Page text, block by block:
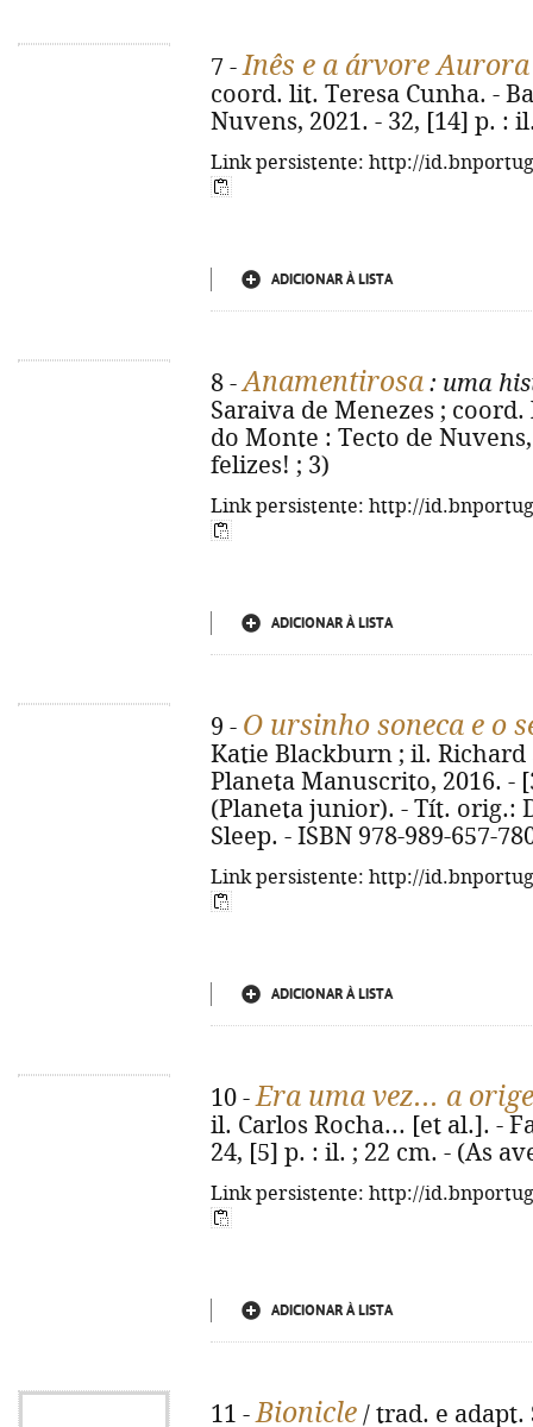
7 -Inês e a árvore Aurora
coord. lit. Teresa Cunha. -
Nuvens, 2021. - 32, [14] p. :
Link persistente: http://
ADICIONAR À LISTA
8 -Anamentirosa : uma
Saraiva de Menezes ;
do Monte : Tecto de
felizes! ; 3)
Link persistente: http://
ADICIONAR À LISTA
9 - O ursinho soneca e o
Katie Blackburn ; il. Richard
Planeta Manuscrito, 2016. -
(Planeta junior). - Tít. orig.:
Sleep. - ISBN 978-989-657-
Link persistente: http://
ADICIONAR À LISTA
10 -Era uma vez... a
il. Carlos Rocha... [et al.]. -
24, [5] p. : il. ; 22 cm. - (As
Link persistente: http://
ADICIONAR À LISTA
11 -Bionicle / trad. e adapt.